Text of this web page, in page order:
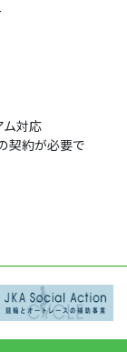
ム対応
契約が必要で